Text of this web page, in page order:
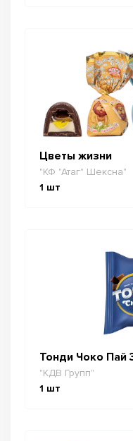
Цветы жизни
"КФ "Атаг" Шексна"
1 шт
Тонди Чоко Пай
"КДВ Групп"
1 шт